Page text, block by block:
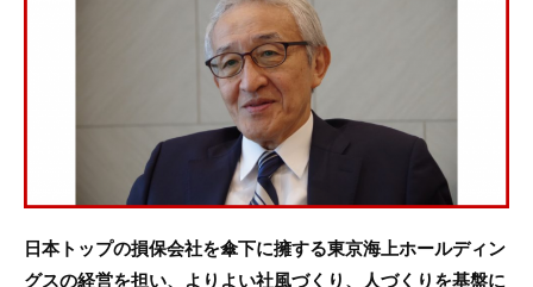
日本トップの損保会社を傘下に擁する東京海上ホールディン
グスの経営を担い、よりよい社風づくり、人づくりを基盤に